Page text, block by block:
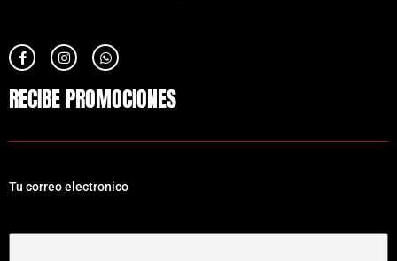
RECIBE PROMOCIONES
Tu correo electronico